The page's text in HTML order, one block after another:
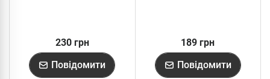
230 грн
Повідомити
189 грн
Повідомити